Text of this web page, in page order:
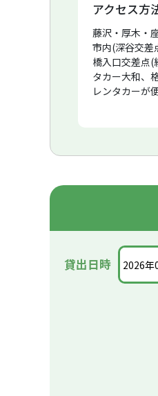
合は駐車場利
利用お待ちし
引っ越しでバ
ルト及びバイ
アクセス方
藤沢・厚木・
市内(深谷交差
橋入口交差点(
タカー大和、
レンタカーが
貸出日時